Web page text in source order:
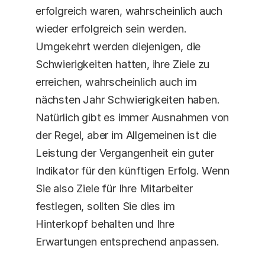
erfolgreich waren, wahrscheinlich auch
wieder erfolgreich sein werden.
Umgekehrt werden diejenigen, die
Schwierigkeiten hatten, ihre Ziele zu
erreichen, wahrscheinlich auch im
nächsten Jahr Schwierigkeiten haben.
Natürlich gibt es immer Ausnahmen von
der Regel, aber im Allgemeinen ist die
Leistung der Vergangenheit ein guter
Indikator für den künftigen Erfolg. Wenn
Sie also Ziele für Ihre Mitarbeiter
festlegen, sollten Sie dies im
Hinterkopf behalten und Ihre
Erwartungen entsprechend anpassen.